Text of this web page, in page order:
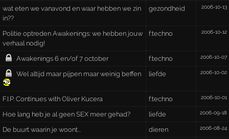
wat eten we vanavond en waar hebben we zin
in??
gezondheid 2006-10-13
Politie optreden Awakenings: we hebben jouw
verhaal nodig!
f:techno 2006-10-12
Awakenings 6 en/of 7 october f:techno 2006-10-07
Wel altijd maar pijpen maar weinig beffen liefde 2006-10-02
F.I.P. Continues with Oliver Kucera f:techno 2006-10-01
Hoe lang heb je al geen SEX meer gehad? liefde 2006-09-18
De buurt waarin je woont... dieren 2006-08-24